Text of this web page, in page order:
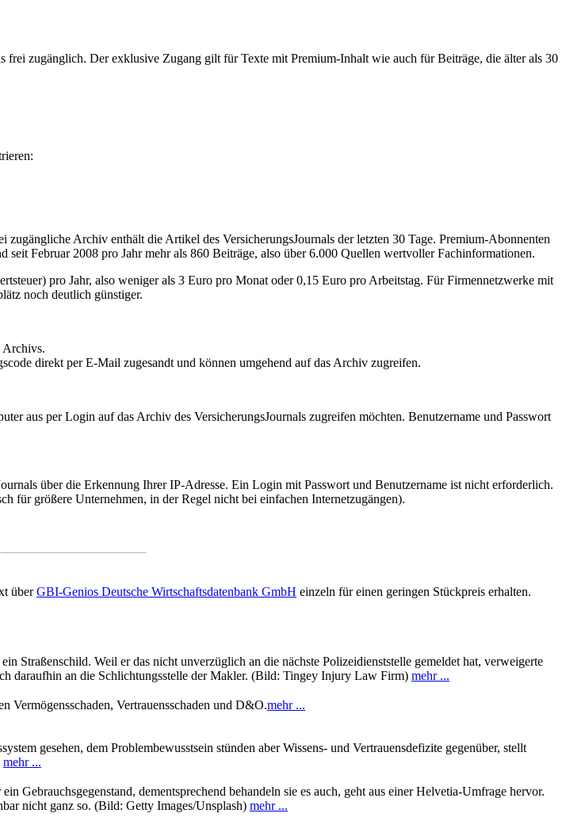
frei zugänglich. Der exklusive Zugang gilt für Texte mit Premium-Inhalt wie auch für Beiträge, die älter als 30
Archiv enthält die Artikel des VersicherungsJournals der letzten 30 Tage. Premium-Abonnenten
seit Februar 2008 pro Jahr mehr als 860 Beiträge, also über 6.000 Quellen wertvoller Fachinformationen.
pro Jahr, also weniger als 3 Euro pro Monat oder 0,15 Euro pro Arbeitstag. Für Firmennetzwerke mit
noch deutlich günstiger.
Archivs.
direkt per E-Mail zugesandt und können umgehend auf das Archiv zugreifen.
aus per Login auf das Archiv des VersicherungsJournals zugreifen möchten. Benutzername und Passwort
über die Erkennung Ihrer IP-Adresse. Ein Login mit Passwort und Benutzername ist nicht erforderlich.
für größere Unternehmen, in der Regel nicht bei einfachen Internetzugängen).
überGBI-Genios Deutsche Wirtschaftsdatenbank GmbH einzeln für einen geringen Stückpreis erhalten.
Straßenschild. Weil er das nicht unverzüglich an die nächste Polizeidienststelle gemeldet hat, verweigerte
daraufhin an die Schlichtungsstelle der Makler. (Bild: Tingey Injury Law Firm) mehr ...
Vermögensschaden, Vertrauensschaden und D&O.mehr ...
gesehen, dem Problembewusstsein stünden aber Wissens- und Vertrauensdefizite gegenüber, stellt
mehr ...
Gebrauchsgegenstand, dementsprechend behandeln sie es auch, geht aus einer Helvetia-Umfrage hervor.
nicht ganz so. (Bild: Getty Images/Unsplash) mehr ...